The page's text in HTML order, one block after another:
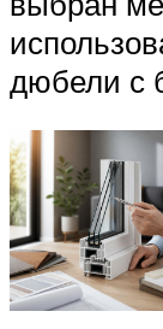
дюбели с